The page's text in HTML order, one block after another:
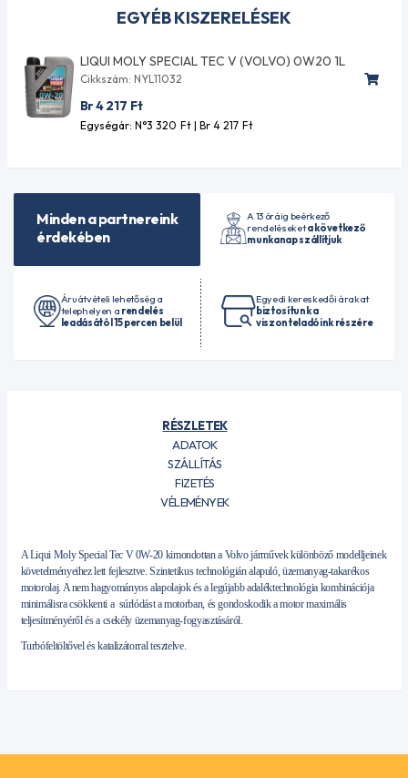
EGYÉB KISZERELÉSEK
LIQUI MOLY SPECIAL TEC V (VOLVO) 0W20 1L
Cikkszám: NYL11032
Br 4 217 Ft
Egységár: N°3 320 Ft| Br 4 217 Ft
Minden a partnereink
érdekében
A 13 óráig beérkező
rendeléseketa következő
munkanap szállítjuk
Áruátvételi lehetőség a
telephelyen a rendelés
leadásától 15 percen belül
Egyedi kereskedői árakat
biztosítunk a
viszonteladóink részére
RÉSZLETEK
ADATOK
SZÁLLÍTÁS
FIZETÉS
VÉLEMÉNYEK
A Liqui Moly Special Tec V 0W-20 kimondottan a Volvo járművek különböző modelljeinek
követelményeihez lett fejlesztve. Szintetikus technológián alapuló, üzemanyag-takarékos
motorolaj. A nem hagyományos alapolajok és a legújabb adaléktechnológia kombinációja
minimálisra csökkenti a súrlódást a motorban, és gondoskodik a motor maximális
teljesítményéről és a csekély üzemanyag-fogyasztásáról.
Turbófeltöltővel és katalizátorral tesztelve.